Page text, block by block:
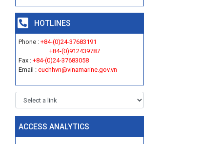
HOTLINES
Phone : +84-(0)24-37683191
+84-(0)912439787
Fax : +84-(0)24-37683058
Email : cuchhvn@vinamarine.gov.vn
ACCESS ANALYTICS